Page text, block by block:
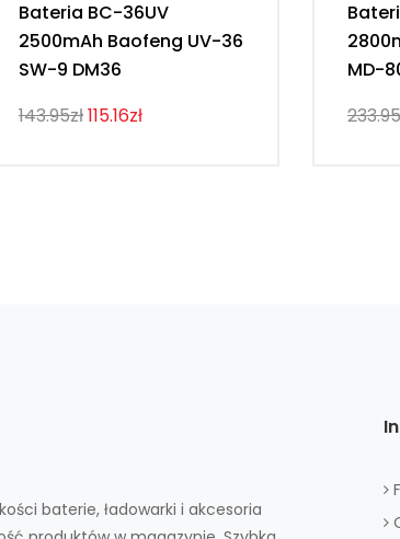
Bateria BC-36UV
2500mAh Baofeng UV-36
SW-9 DM36
143.95zł115.16zł
MD-
baterie, ładowarki i akcesoria